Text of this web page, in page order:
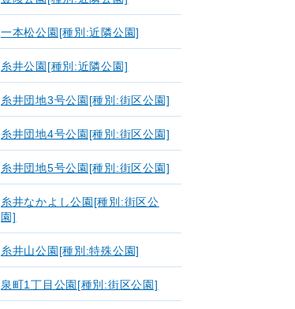
一本松公園[種別:近隣公園]
糸井公園[種別:近隣公園]
糸井団地3号公園[種別:街区公園]
糸井団地4号公園[種別:街区公園]
糸井団地5号公園[種別:街区公園]
糸井なかよし公園[種別:街区公
園]
糸井山公園[種別:特殊公園]
泉町1丁目公園[種別:街区公園]